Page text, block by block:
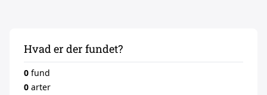
Hvad er der fundet?
0 fund
0 arter